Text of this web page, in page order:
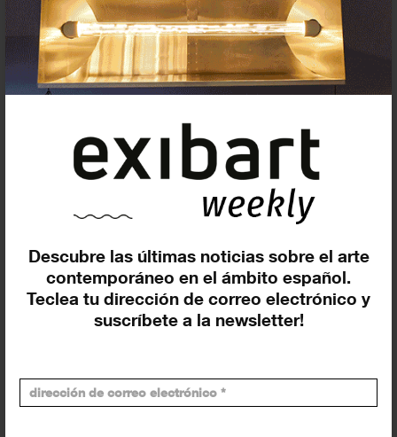
Descubre las últimas noticias sobre el arte
contemporáneo en el ámbito español.
Teclea tu dirección de correo electrónico y
suscríbete a la newsletter!
26 NOVIEMBRE 2025 EXPOSICIONES
Suscríbete a la newsletter
Insertar residencias
Insertar exposición o evento